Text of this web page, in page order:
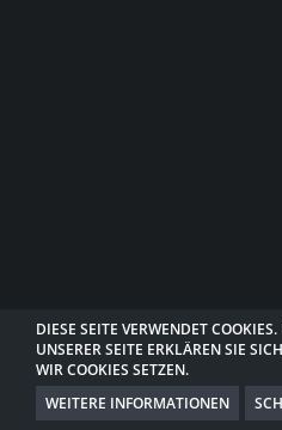
DATENSCHUTZERKLÄRUNG
DIESE SEITE VERWENDET
UNSERER SEITE ERKLÄREN SIE
WIR COOKIES SETZEN.
WEITERE INFORMATIONEN